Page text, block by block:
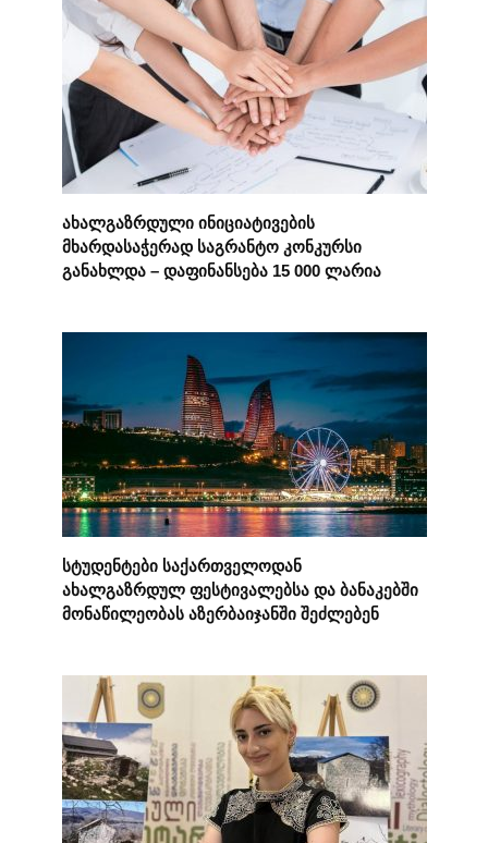
ახალგაზრდული ინიციატივების
მხარდასაჭერად საგრანტო კონკურსი
განახლდა – დაფინანსება 15 000 ლარია
სტუდენტები საქართველოდან
ახალგაზრდულ ფესტივალებსა და ბანაკებში
მონაწილეობას აზერბაიჯანში შეძლებენ